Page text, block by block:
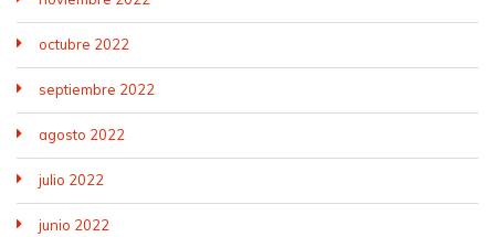
octubre 2022
septiembre 2022
agosto 2022
julio 2022
junio 2022